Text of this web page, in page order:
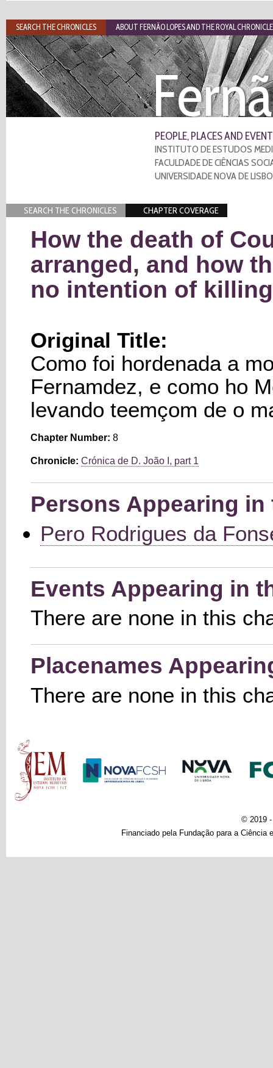
PEOPLE, PLACES AND
INSTITUTO DE ESTUDOS
FACULDADE DE CIÊNCIAS
UNIVERSIDADE NOVA DE
SEARCH THE CHRONICLES CHAPTER COVERAGE
How the death of
arranged, and how
no intention of
Original Title:
Como foi hordenada a
Fernamdez, e como ho
levando teemçom de o
Chapter Number: 8
Chronicle: Crónica de D. João I, part 1
Persons Appearing
Pero Rodrigues da
Events Appearing in
There are none in this
Placenames
There are none in this
Main menu
SEARCH THE CHRONICLES ABOUT FERNÃO LOPES AND THE ROYAL
© 2019 -
Financiado pela Fundação para a Ciência